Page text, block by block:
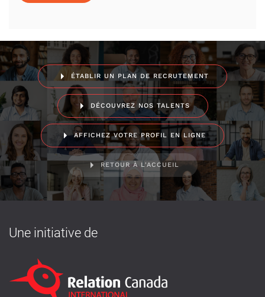
ÉTABLIR UN PLAN DE RECRUTEMENT
DÉCOUVREZ NOS TALENTS
AFFICHEZ VOTRE PROFIL EN LIGNE
RETOUR À L'ACCUEIL
Une initiative de